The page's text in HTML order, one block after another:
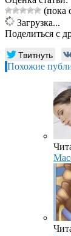
(пока
Загрузка...
Поделиться с
Твитнуть
Похожие